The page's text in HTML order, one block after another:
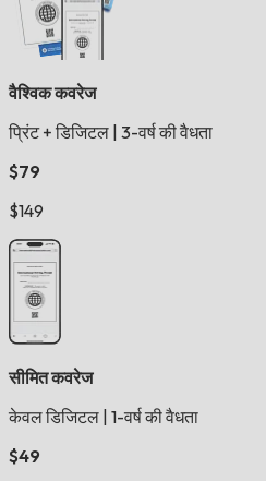
वैश्विक कवरेज
प्रिंट + डिजिटल 3-वर्ष की वैधता
$79
$149
सीमित कवरेज
केवल डिजिटल 1-वर्ष की वैधता
$49